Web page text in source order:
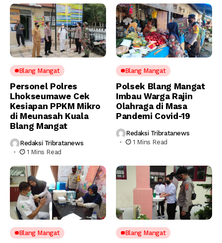
Blang Mangat
Personel Polres
Lhokseumawe Cek
Kesiapan PPKM Mikro
di Meunasah Kuala
Blang Mangat
Redaksi Tribratanews
1 Mins Read
Blang Mangat
Polsek Blang Mangat
Imbau Warga Rajin
Olahraga di Masa
Pandemi Covid-19
Redaksi Tribratanews
1 Mins Read
Blang Mangat Blang Mangat